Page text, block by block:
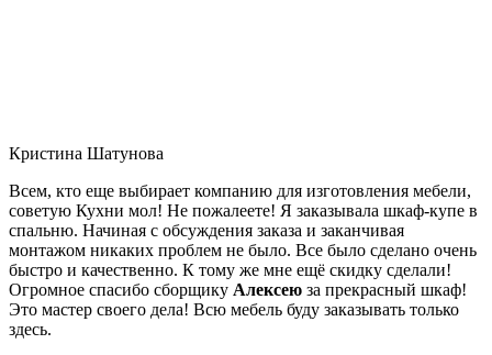
Кристина Шатунова
Всем, кто еще выбирает компанию для изготовления мебели,
советую Кухни мол! Не пожалеете! Я заказывала шкаф-купе в
спальню. Начиная с обсуждения заказа и заканчивая
монтажом никаких проблем не было. Все было сделано очень
быстро и качественно. К тому же мне ещё скидку сделали!
Огромное спасибо сборщику Алексею за прекрасный шкаф!
Это мастер своего дела! Всю мебель буду заказывать только
здесь.